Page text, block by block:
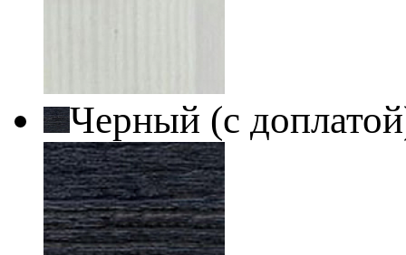
Черный (с